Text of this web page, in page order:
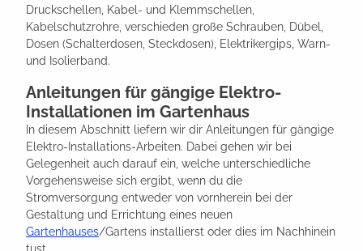
Druckschellen, Kabel- und Klemmschellen,
Kabelschutzrohre, verschieden große Schrauben, Dübel,
Dosen (Schalterdosen, Steckdosen), Elektrikergips, Warn-
und Isolierband.
Anleitungen für gängige Elektro-
Installationen im Gartenhaus
In diesem Abschnitt liefern wir dir Anleitungen für gängige
Elektro-Installations-Arbeiten. Dabei gehen wir bei
Gelegenheit auch darauf ein, welche unterschiedliche
Vorgehensweise sich ergibt, wenn du die
Stromversorgung entweder von vornherein bei der
Gestaltung und Errichtung eines neuen
Gartenhauses/Gartens installierst oder dies im Nachhinein